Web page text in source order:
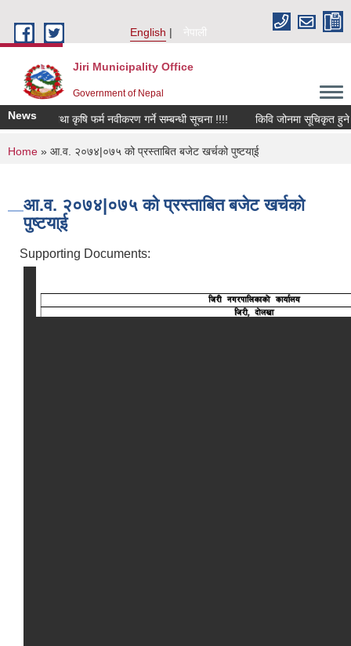
English
नेपाली
Jiri Municipality Office
Government of Nepal
News
समूह तथा कृषि फर्म नवीकरण गर्ने सम्बन्धी सूचना !!!! किवि जोनमा सूचिकृत हुने
You are here
Home » आ.व. २०७४|०७५ को प्रस्ताबित बजेट खर्चको पुष्टया्ई
आ.व. २०७४|०७५ को प्रस्ताबित बजेट खर्चको
पुष्टया्ई
Supporting Documents: